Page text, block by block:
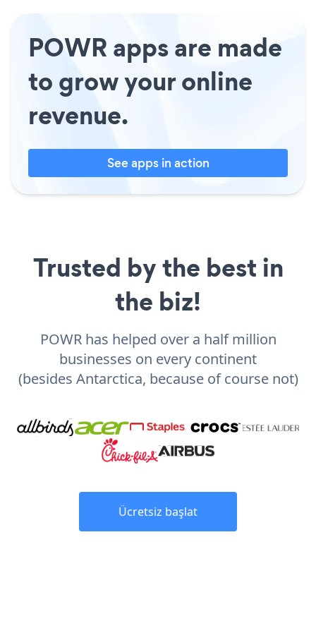
POWR apps are made
to grow your online
revenue.
See apps in action
Trusted by the best in
the biz!
POWR has helped over a half million
businesses on every continent
(besides Antarctica, because of course not)
Ücretsiz başlat